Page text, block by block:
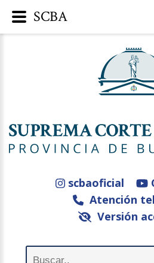
scbaoficial
Atención
Versión
SCBA